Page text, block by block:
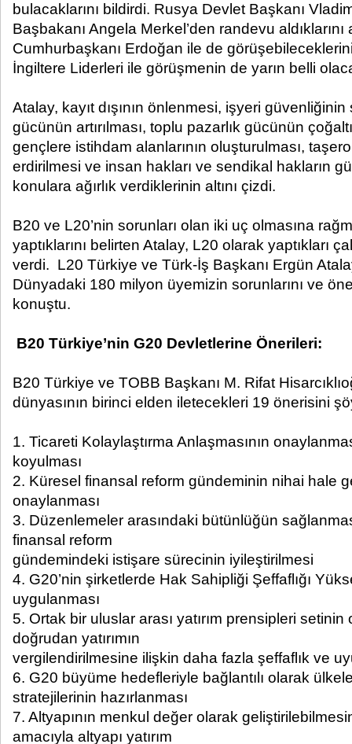
bulacaklarını bildirdi. Rusya Devlet Başkanı
Başbakanı Angela Merkel’den randevu aldıklarını
Cumhurbaşkanı Erdoğan ile de
İngiltere Liderleri ile görüşmenin de yarın belli
Atalay, kayıt dışının önlenmesi, işyeri
gücünün artırılması, toplu pazarlık gücünün
gençlere istihdam alanlarının oluşturulması,
erdirilmesi ve insan hakları ve sendikal hakların
konulara ağırlık verdiklerinin altını çizdi.
B20 ve L20’nin sorunları olan iki uç olmasına
yaptıklarını belirten Atalay, L20 olarak yaptıkları
verdi. L20 Türkiye ve Türk-İş Başkanı Ergün
Dünyadaki 180 milyon üyemizin sorunlarını ve
konuştu.
B20 Türkiye’nin G20 Devletlerine Önerileri:
B20 Türkiye ve TOBB Başkanı M. Rifat
dünyasının birinci elden iletecekleri 19 önerisini
1. Ticareti Kolaylaştırma Anlaşmasının
koyulması
2. Küresel finansal reform gündeminin nihai hale
onaylanması
3. Düzenlemeler arasındaki bütünlüğün
finansal reform
gündemindeki istişare sürecinin iyileştirilmesi
4. G20’nin şirketlerde Hak Sahipliği Şeffaflığı
uygulanması
5. Ortak bir uluslar arası yatırım prensipleri setinin
doğrudan yatırımın
vergilendirilmesine ilişkin daha fazla şeffaflık ve
6. G20 büyüme hedefleriyle bağlantılı olarak
stratejilerinin hazırlanması
7. Altyapının menkul değer olarak
amacıyla altyapı yatırım